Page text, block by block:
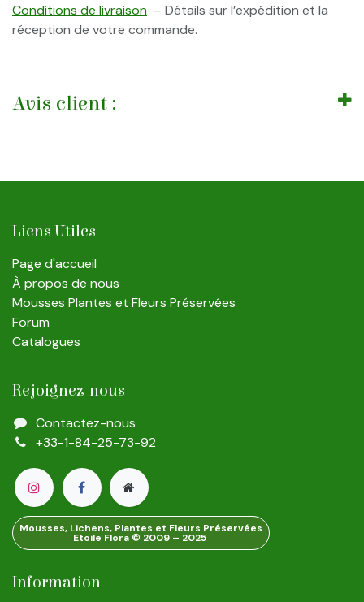
Conditions de livraison – Détails sur l’expédition et la
réception de votre commande.
Avis client :
Liens Utiles
Page d'accueil
À propos de nous
Mousses Plantes et Fleurs Préservées
Forum
Catalogues
Rejoignez-nous
Contactez-nous
+33-1-84-25-73-92
Mousses, Lichens, Plantes et Fleurs Préservées
Etoile Flora © 2009 – 2025
Information